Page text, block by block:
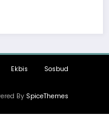
Ekbis
Sosbud
By SpiceThemes